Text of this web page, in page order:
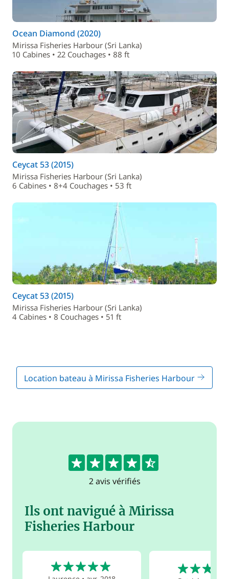
Ocean Diamond (2020)
Mirissa Fisheries Harbour (Sri Lanka)
10 Cabines • 22 Couchages • 88 ft
Ceycat 53 (2015)
Mirissa Fisheries Harbour (Sri Lanka)
6 Cabines • 8+4 Couchages • 53 ft
Ceycat 53 (2015)
Mirissa Fisheries Harbour (Sri Lanka)
4 Cabines • 8 Couchages • 51 ft
Location bateau à Mirissa Fisheries Harbour
4.5
2 avis vérifiés
Ils ont navigué à Mirissa
Fisheries Harbour